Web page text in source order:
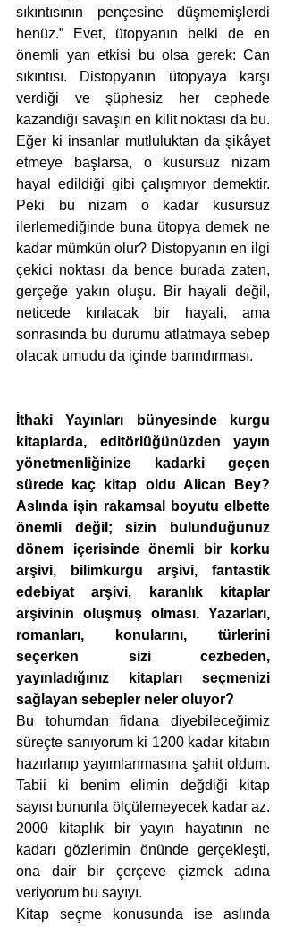
sıkıntısının pençesine düşmemişlerdi
henüz.” Evet, ütopyanın belki de en
önemli yan etkisi bu olsa gerek: Can
sıkıntısı. Distopyanın ütopyaya karşı
verdiği ve şüphesiz her cephede
kazandığı savaşın en kilit noktası da bu.
Eğer ki insanlar mutluluktan da şikâyet
etmeye başlarsa, o kusursuz nizam
hayal edildiği gibi çalışmıyor demektir.
Peki bu nizam o kadar kusursuz
ilerlemediğinde buna ütopya demek ne
kadar mümkün olur? Distopyanın en ilgi
çekici noktası da bence burada zaten,
gerçeğe yakın oluşu. Bir hayali değil,
neticede kırılacak bir hayali, ama
sonrasında bu durumu atlatmaya sebep
olacak umudu da içinde barındırması.
İthaki Yayınları bünyesinde kurgu
kitaplarda, editörlüğünüzden yayın
yönetmenliğinize kadarki geçen
sürede kaç kitap oldu Alican Bey?
Aslında işin rakamsal boyutu elbette
önemli değil; sizin bulunduğunuz
dönem içerisinde önemli bir korku
arşivi, bilimkurgu arşivi, fantastik
edebiyat arşivi, karanlık kitaplar
arşivinin oluşmuş olması. Yazarları,
romanları, konularını, türlerini
seçerken sizi cezbeden,
yayınladığınız kitapları seçmenizi
sağlayan sebepler neler oluyor?
Bu tohumdan fidana diyebileceğimiz
süreçte sanıyorum ki 1200 kadar kitabın
hazırlanıp yayımlanmasına şahit oldum.
Tabii ki benim elimin değdiği kitap
sayısı bununla ölçülemeyecek kadar az.
2000 kitaplık bir yayın hayatının ne
kadarı gözlerimin önünde gerçekleşti,
ona dair bir çerçeve çizmek adına
veriyorum bu sayıyı.
Kitap seçme konusunda ise aslında